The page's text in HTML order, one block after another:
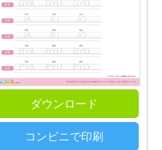
ダウンロード
コンビニで印刷